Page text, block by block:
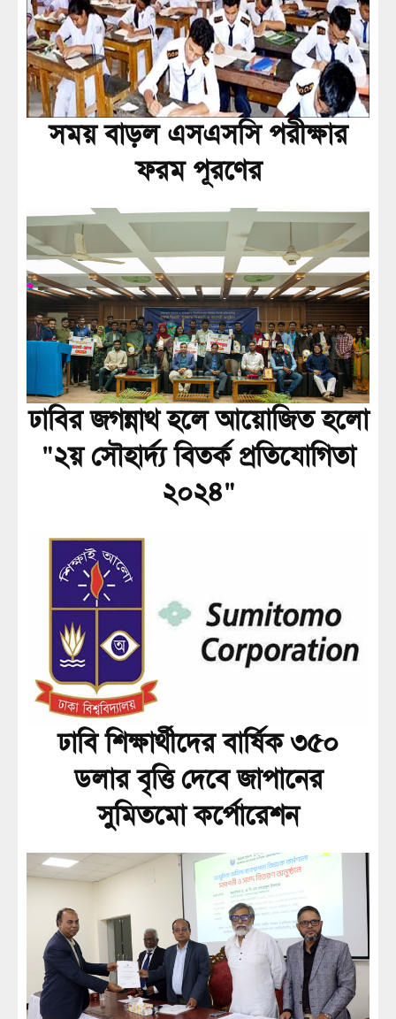
সময় বাড়ল এসএসসি পরীক্ষার
ফরম পূরণের
ঢাবির জগন্নাথ হলে আয়োজিত হলো
"২য় সৌহার্দ্য বিতর্ক প্রতিযোগিতা
২০২৪"
ঢাবি শিক্ষার্থীদের বার্ষিক ৩৫০
ডলার বৃত্তি দেবে জাপানের
সুমিতমো কর্পোরেশন